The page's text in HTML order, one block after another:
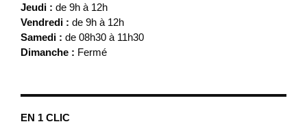
Jeudi : de 9h à 12h
Vendredi : de 9h à 12h
Samedi : de 08h30 à 11h30
Dimanche : Fermé
EN 1 CLIC